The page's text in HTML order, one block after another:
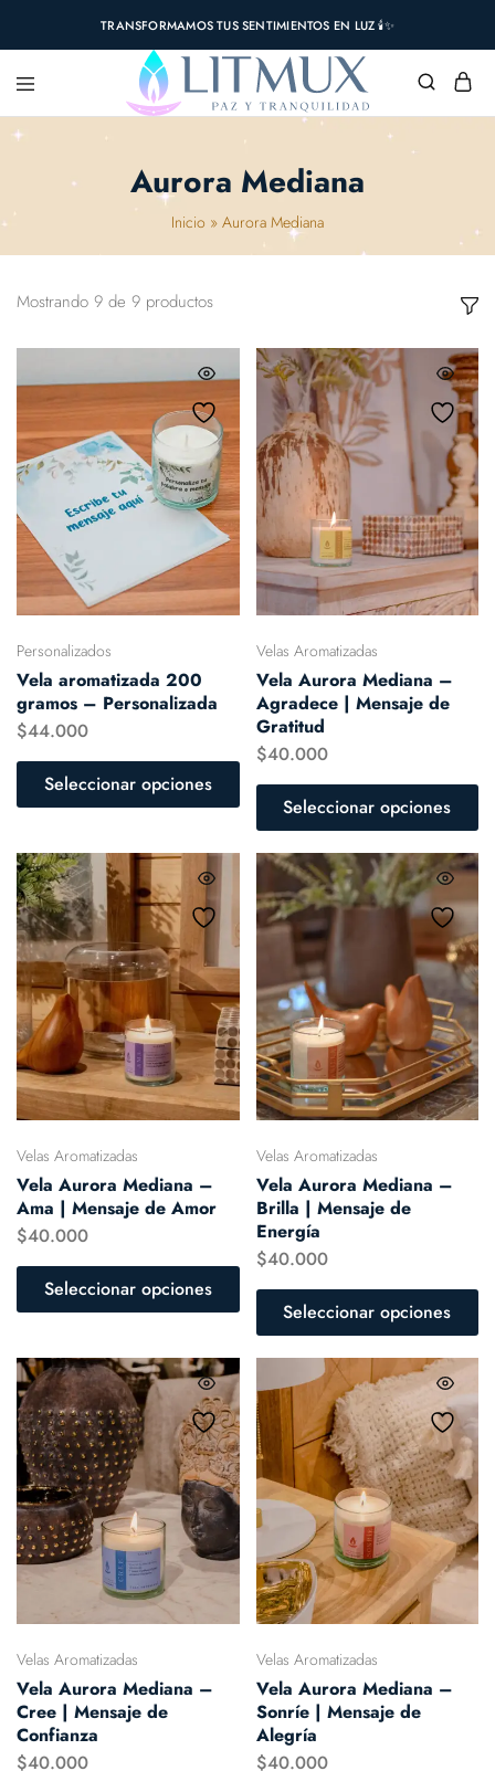
TRANSFORMAMOS TUS SENTIMIENTOS EN LUZ 🕯️✨
Inicio » Aurora Mediana
Aurora Mediana
Mostrando 9 de 9 productos
Personalizados
Vela aromatizada 200
gramos – Personalizada
$44.000
Seleccionar opciones
Velas Aromatizadas
Vela Aurora Mediana –
Agradece | Mensaje de
Gratitud
$40.000
Seleccionar opciones
Velas Aromatizadas
Vela Aurora Mediana –
Ama | Mensaje de Amor
$40.000
Seleccionar opciones
Velas Aromatizadas
Vela Aurora Mediana –
Brilla | Mensaje de
Energía
$40.000
Seleccionar opciones
Velas Aromatizadas
Vela Aurora Mediana –
Cree | Mensaje de
Confianza
$40.000
Velas Aromatizadas
Vela Aurora Mediana –
Sonríe | Mensaje de
Alegría
$40.000